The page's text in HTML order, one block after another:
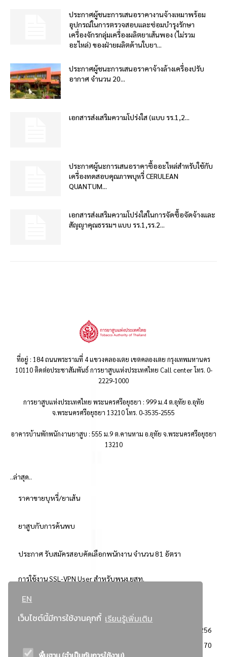
EN
เว็บไซต์นี้มีการใช้งานคุกกี้ เรียนรู้เพิ่มเติม
ประกาศผู้ชนะการเสนอราคางานจ้างเหมาพร้อม
อุปกรณ์ในการตรวจสอบและซ่อมบำรุงรักษา
เครื่องจักรกลุ่มเครื่องผลิตยาเส้นพอง (ไม่รวม
อะไหล่) ของฝ่ายผลิตด้านใบยา...
ประกาศผู้ชนะการเสนอราคาจ้างล้างเครื่องปรับ
อากาศ จำนวน 20...
เอกสารส่งเสริมความโปร่งใส (แบบ รร.1,2...
ประกาศผู้นะการเสนอราคาซื้ออะไหล่สำหรับใช้กับ
เครื่องทดสอบคุณภาพบุหรี่ CERULEAN
QUANTUM...
เอกสารส่งเสริมความโปร่งใสในการจัดซื้อจัดจ้างและ
สัญญาคุณธรรมฯ แบบ รร.1,รร.2...
ที่อยู่ : 184 ถนนพระรามที่ 4 แขวงคลองเตย เขตคลองเตย กรุงเทพมหานคร
10110 ติดต่อประชาสัมพันธ์ การยาสูบแห่งประเทศไทย Call center โทร. 0-
2229-1000
การยาสูบแห่งประเทศไทย พระนครศรีอยุธยา : 999 ม.4 ต.อุทัย อ.อุทัย
จ.พระนครศรีอยุธยา 13210 โทร. 0-3535-2555
อาคารบ้านพักพนักงานยาสูบ : 555 ม.9 ต.คานหาม อ.อุทัย จ.พระนครศรีอยุธยา
13210
..ล่าสุด..
ราคาขายบุหรี่/ยาเส้น
ยาสูบกับการค้นพบ
ประกาศ รับสมัครสอบคัดเลือกพนักงาน จำนวน 81 อัตรา
การใช้งาน SSL-VPN User สำหรับพนง.ยสท.
..ยอดนิยม..
3256
2370